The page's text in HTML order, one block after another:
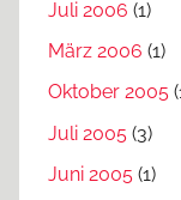
Juli 2006 (1)
März 2006 (1)
Oktober 2005
Juli 2005 (3)
Juni 2005 (1)